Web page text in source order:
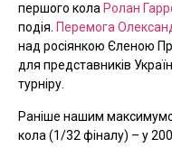
першого кола Ролан
подія. Перемога
над росіянкою Єленою
для представників
турніру.
Раніше нашим
кола (1/32 фіналу) – у